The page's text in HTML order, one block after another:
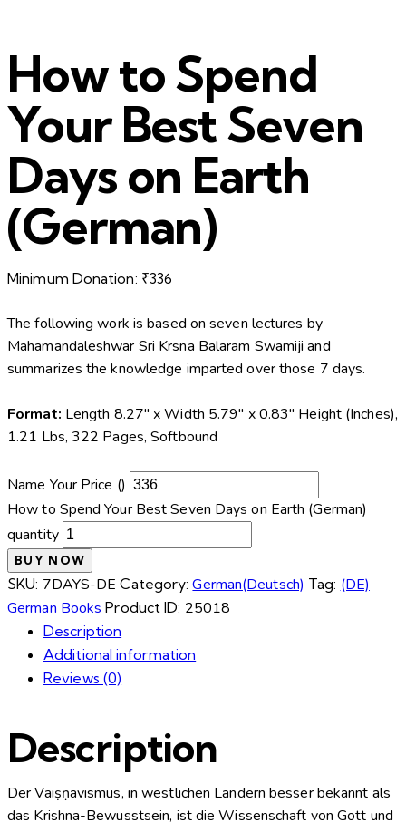
How to Spend
Your Best Seven
Days on Earth
(German)
Minimum Donation: ₹336
The following work is based on seven lectures by
Mahamandaleshwar Sri Krsna Balaram Swamiji and
summarizes the knowledge imparted over those 7 days.
Format: Length 8.27″ x Width 5.79″ x 0.83″ Height (Inches),
1.21 Lbs, 322 Pages, Softbound
Name Your Price (₹)
How to Spend Your Best Seven Days on Earth (German)
quantity
BUY NOW
SKU: 7DAYS-DE Category:German(Deutsch) Tag: (DE)
German Books Product ID: 25018
Description
Additional information
Reviews (0)
Description
Der Vaiṣṇavismus, in westlichen Ländern besser bekannt als
das Krishna-Bewusstsein, ist die Wissenschaft von Gott und